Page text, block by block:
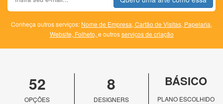
Conheça outros serviços: Nome de Empresa, Cartão de Visitas, Papelaria,
Website, Folheto, e outrosserviços de criação
52
OPÇÕES
8
DESIGNERS
BÁSICO
PLANO ESCOLHIDO